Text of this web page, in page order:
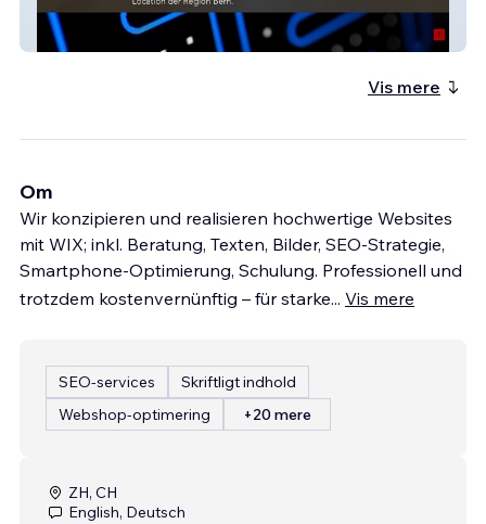
Rubigen Center
Vis mere
Om
Wir konzipieren und realisieren hochwertige Websites
mit WIX; inkl. Beratung, Texten, Bilder, SEO-Strategie,
Smartphone-Optimierung, Schulung. ​Professionell und
trotzdem kostenvernünftig – für starke... Vis mere
SEO-services
Skriftligt indhold
Webshop-optimering
+20 mere
ZH, CH
English, Deutsch